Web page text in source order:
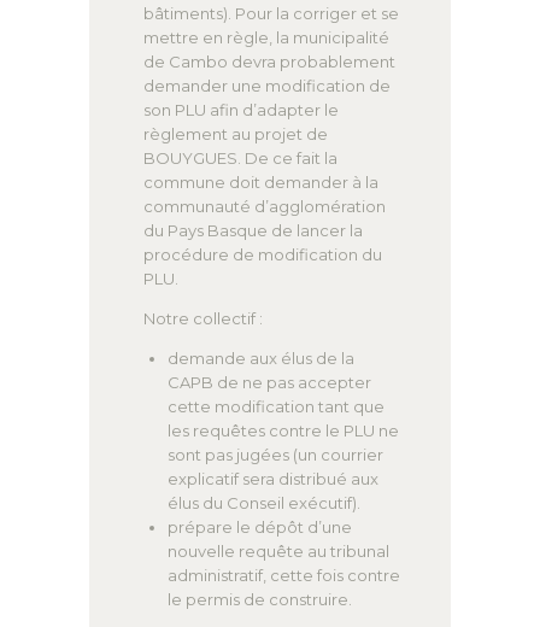
bâtiments). Pour la corriger et se
mettre en règle, la municipalité
de Cambo devra probablement
demander une modification de
son PLU afin d’adapter le
règlement au projet de
BOUYGUES. De ce fait la
commune doit demander à la
communauté d’agglomération
du Pays Basque de lancer la
procédure de modification du
PLU.
Notre collectif :
demande aux élus de la
CAPB de ne pas accepter
cette modification tant que
les requêtes contre le PLU ne
sont pas jugées (un courrier
explicatif sera distribué aux
élus du Conseil exécutif).
prépare le dépôt d’une
nouvelle requête au tribunal
administratif, cette fois contre
le permis de construire.